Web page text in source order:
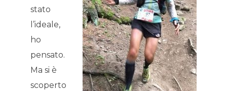
stato
l’ideale,
ho
pensato.
Ma si è
scoperto